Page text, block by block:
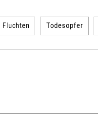
Fluchten Todesopfer